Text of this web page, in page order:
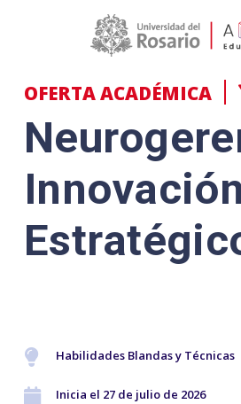
Main navigation
OFERTA ACADÉMICA
Habilidades Blandas y Técnicas
Inicia el 27 de julio de 2026